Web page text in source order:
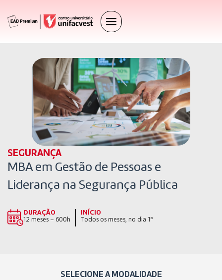
SEGURANÇA
MBA em Gestão de Pessoas e
Liderança na Segurança Pública
DURAÇÃO
12 meses – 600h
INÍCIO
Todos os meses, no dia 1º
SELECIONE A MODALIDADE